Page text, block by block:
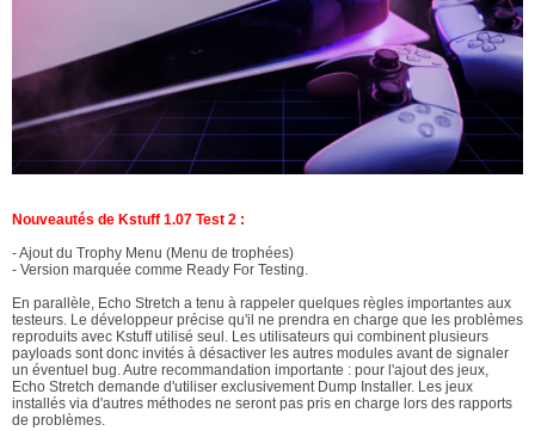
Nouveautés de Kstuff 1.07 Test 2 :
- Ajout du Trophy Menu (Menu de trophées)
- Version marquée comme Ready For Testing.
En parallèle, Echo Stretch a tenu à rappeler quelques règles importantes aux
testeurs. Le développeur précise qu'il ne prendra en charge que les problèmes
reproduits avec Kstuff utilisé seul. Les utilisateurs qui combinent plusieurs
payloads sont donc invités à désactiver les autres modules avant de signaler
un éventuel bug. Autre recommandation importante : pour l'ajout des jeux,
Echo Stretch demande d'utiliser exclusivement Dump Installer. Les jeux
installés via d'autres méthodes ne seront pas pris en charge lors des rapports
de problèmes.